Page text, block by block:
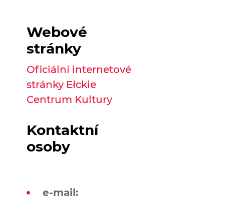
Webové
stránky
Oficiální internetové
stránky Ełckie
Centrum Kultury
Kontaktní
osoby
e-mail: